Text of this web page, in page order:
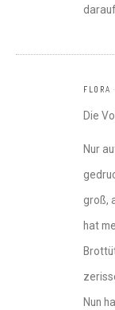
FLORA
Die
Nur
groß,
hat
Nun